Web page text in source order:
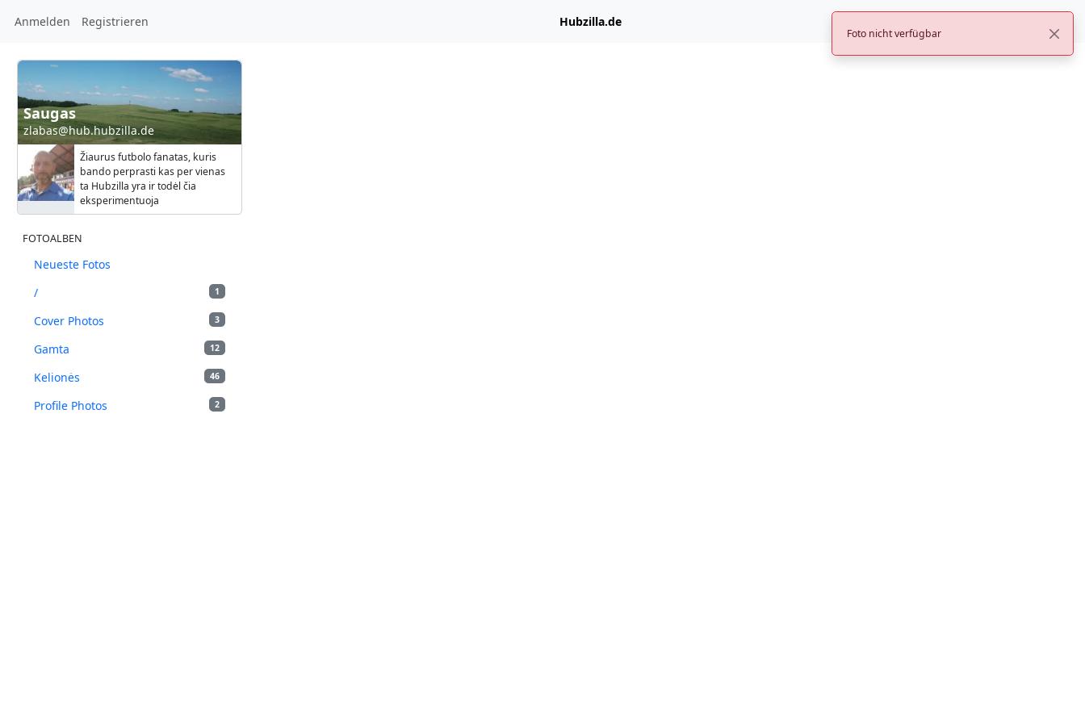
Foto nicht verfügbar
Anmelden Registrieren Hubzilla.de
Saugas
zlabas@hub.hubzilla.de
Žiaurus futbolo fanatas, kuris
bando perprasti kas per vienas
ta Hubzilla yra ir todėl čia
eksperimentuoja
FOTOALBEN
Neueste Fotos
1
/
3
Cover Photos
12
Gamta
46
Kelionės
2
Profile Photos